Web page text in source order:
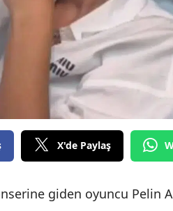
X'de Paylaş
giden oyuncu Pelin